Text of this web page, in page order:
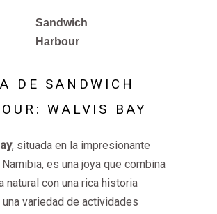
Sandwich
Harbour
DE SANDWICH
WALVIS BAY
, situada en la impresionante
es una joya que combina
natural con una rica historia
una variedad de actividades